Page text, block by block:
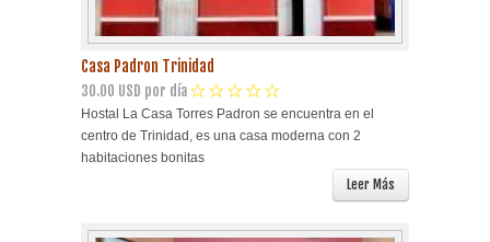
Casa Padron Trinidad
30.00 USD por día
Hostal La Casa Torres Padron se encuentra en el
centro de Trinidad, es una casa moderna con 2
habitaciones bonitas
Leer Más